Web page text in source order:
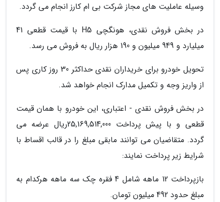
وسیله عاملیت های مجاز شرکت بی ام کارز انجام می گردد.
در بخش فروش نقدی، هونگچی H5 با قیمت قطعی 41
میلیارد و 949 میلیون و 190 هزار ریال به فروش می رسد.
تحویل خودرو برای خریداران نقدی حداکثر 30 روز کاری پس
از واریز وجه و تکمیل مدارک انجام خواهد شد.
در بخش فروش نقدی - اعتباری، این خودرو با همان قیمت
قطعی و با پیش پرداخت 25,169,514,000ریال عرضه می
گردد. متقاضیان می توانند مابقی مبلغ را در قالب اقساط با
شرایط زیر پرداخت نمایند:
بازپرداخت 12 ماهه شامل 4 فقره چک سه ماهه هرکدام به
مبلغ حدود 492 میلیون تومان.